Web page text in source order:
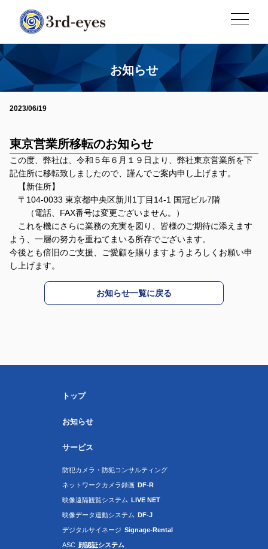
お知らせ
2023/06/19
東京営業所移転のお知らせ
この度、弊社は、令和５年６月１９日より、弊社東京営業所を下
記住所に移転致しましたので、謹んでご案内申し上げます。
【新住所】
〒104-0033 東京都中央区新川1丁目14-1 国冠ビル7階
（電話、FAX番号は変更ございません。）
これを機にさらに業務の充実を図り、皆様のご期待に添えます
よう、一層の努力を重ねてまいる所存でございます。
今後とも倍旧のご支援、ご愛顧を賜りますようよろしくお願い申
し上げます。
お知らせ一覧に戻る
トップ
お知らせ
サービス
防犯カメラ・防犯コンサルティング
ネットワークカメラ録画 DF-R
映像遠隔観覧システム LIVE NET
映像データ連動システム DF-J
デジタルサイネージ Signage-Rental
ASC 顔認証システム